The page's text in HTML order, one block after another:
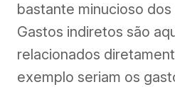
bastante minucioso
Gastos indiretos são
relacionados
exemplo seriam os